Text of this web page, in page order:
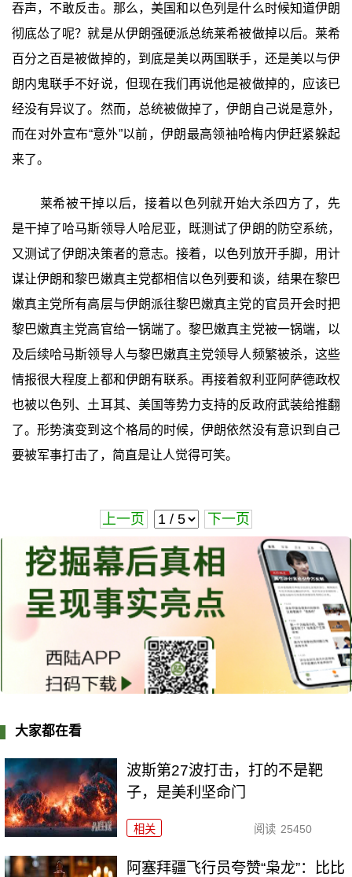
吞声，不敢反击。那么，美国和以色列是什么时候知道伊朗
彻底怂了呢？就是从伊朗强硬派总统莱希被做掉以后。莱希
百分之百是被做掉的，到底是美以两国联手，还是美以与伊
朗内鬼联手不好说，但现在我们再说他是被做掉的，应该已
经没有异议了。然而，总统被做掉了，伊朗自己说是意外，
而在对外宣布“意外”以前，伊朗最高领袖哈梅内伊赶紧躲起
来了。
莱希被干掉以后，接着以色列就开始大杀四方了，先
是干掉了哈马斯领导人哈尼亚，既测试了伊朗的防空系统，
又测试了伊朗决策者的意志。接着，以色列放开手脚，用计
谋让伊朗和黎巴嫩真主党都相信以色列要和谈，结果在黎巴
嫩真主党所有高层与伊朗派往黎巴嫩真主党的官员开会时把
黎巴嫩真主党高官给一锅端了。黎巴嫩真主党被一锅端，以
及后续哈马斯领导人与黎巴嫩真主党领导人频繁被杀，这些
情报很大程度上都和伊朗有联系。再接着叙利亚阿萨德政权
也被以色列、土耳其、美国等势力支持的反政府武装给推翻
了。形势演变到这个格局的时候，伊朗依然没有意识到自己
要被军事打击了，简直是让人觉得可笑。
上一页 下一页
大家都在看
波斯第27波打击，打的不是靶
子，是美利坚命门
相关 阅读 25450
阿塞拜疆飞行员夸赞“枭龙”：比比